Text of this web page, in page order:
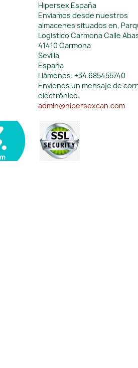
Hipersex España
Enviamos desde nuestros
almacenes situados en,
Logistico Carmona Calle
41410 Carmona
Sevilla
España
Llámenos: +34 685455740
Envíenos un mensaje de
electrónico:
admin@hipersexcan.com